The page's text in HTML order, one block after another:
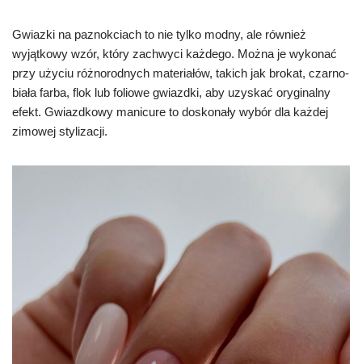
Gwiazki na paznokciach to nie tylko modny, ale również
wyjątkowy wzór, który zachwyci każdego. Można je wykonać
przy użyciu różnorodnych materiałów, takich jak brokat, czarno-
biała farba, flok lub foliowe gwiazdki, aby uzyskać oryginalny
efekt. Gwiazdkowy manicure to doskonały wybór dla każdej
zimowej stylizacji.